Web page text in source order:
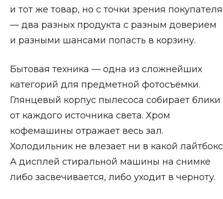
и тот же товар, но с точки зрения покупателя
— два разных продукта с разным доверием
и разными шансами попасть в корзину.
Бытовая техника — одна из сложнейших
категорий для предметной фотосъёмки.
Глянцевый корпус пылесоса собирает блики
от каждого источника света. Хром
кофемашины отражает весь зал.
Холодильник не влезает ни в какой
А дисплей стиральной машины на снимке
либо засвечивается, либо уходит в черноту.